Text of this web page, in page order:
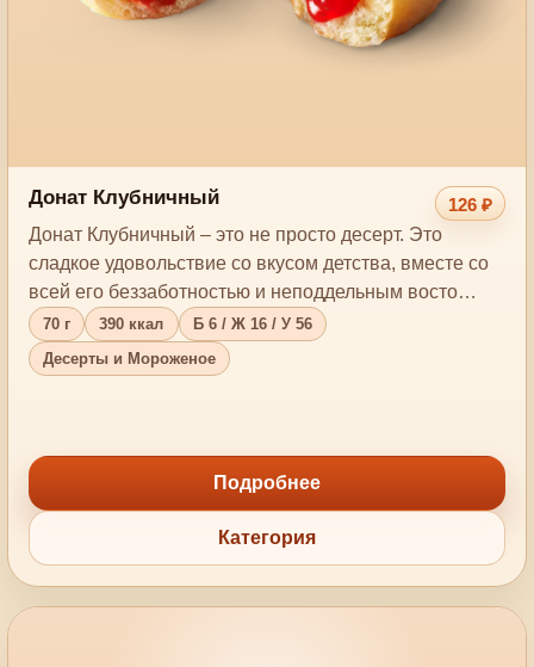
Донат Клубничный
126 ₽
Донат Клубничный – это не просто десерт. Это
сладкое удовольствие со вкусом детства, вместе со
всей его беззаботностью и неподдельным восто…
70 г 390 ккал
Б 6 / Ж 16 / У 56
Десерты и Мороженое
Подробнее
Категория